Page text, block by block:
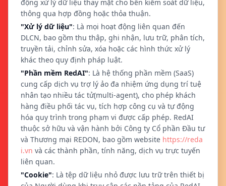
động xử lý dữ liệu thay mặt cho bên kiểm soát dữ liệu,
thông qua hợp đồng hoặc thỏa thuận.
"Xử lý dữ liệu": Là mọi hoạt động liên quan đến
DLCN, bao gồm thu thập, ghi nhận, lưu trữ, phân tích,
truyền tải, chỉnh sửa, xóa hoặc các hình thức xử lý
khác theo quy định pháp luật.
"Phần mềm RedAI": Là hệ thống phần mềm (SaaS)
cung cấp dịch vụ trợ lý ảo đa nhiệm ứng dụng trí tuệ
nhân tạo nhiều tác tử(multi-agent), cho phép khách
hàng điều phối tác vụ, tích hợp công cụ và tự động
hóa quy trình trong phạm vi được cấp phép. RedAI
thuộc sở hữu và vận hành bởi Công ty Cổ phần Đầu tư
và Thương mại REDON, bao gồm website https://reda
i.vn và các thành phần, tính năng, dịch vụ trực tuyến
liên quan.
"Cookie": Là tệp dữ liệu nhỏ được lưu trữ trên thiết bị